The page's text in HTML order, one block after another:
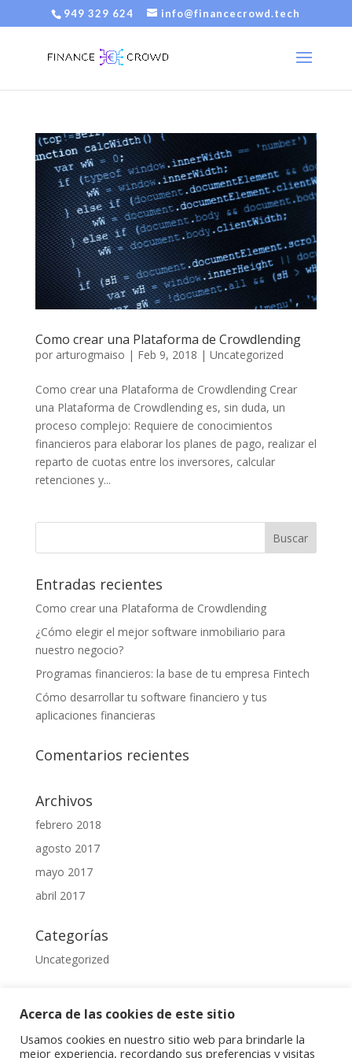
949 329 624 info@financecrowd.tech
Como crear una Plataforma de Crowdlending
por arturogmaiso | Feb 9, 2018 | Uncategorized
Como crear una Plataforma de Crowdlending Crear
una Plataforma de Crowdlending es, sin duda, un
proceso complejo: Requiere de conocimientos
financieros para elaborar los planes de pago, realizar el
reparto de cuotas entre los inversores, calcular
retenciones y...
Entradas recientes
Como crear una Plataforma de Crowdlending
¿Cómo elegir el mejor software inmobiliario para
nuestro negocio?
Programas financieros: la base de tu empresa Fintech
Cómo desarrollar tu software financiero y tus
aplicaciones financieras
Comentarios recientes
Archivos
febrero 2018
agosto 2017
mayo 2017
abril 2017
Categorías
Uncategorized
Acceder
Feed de entradas
Acerca de las cookies de este sitio
Usamos cookies en nuestro sitio web para brindarle la
mejor experiencia, recordando sus preferencias y visitas